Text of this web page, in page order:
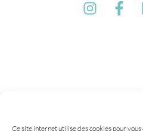
Ce site internet utilise des cookies pour